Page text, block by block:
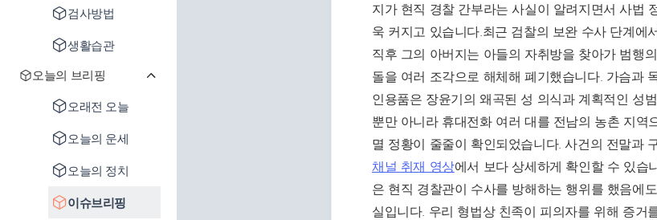
검사방법
생활습관
오늘의 브리핑
오래전 오늘
오늘의 운세
오늘의 정치
이슈브리핑
지가 현직 경찰 간부라는 사실이 알려지면서 사법
욱 커지고 있습니다.최근 검찰의 보완 수사 단계에
직후 그의 아버지는 아들의 자취방을 찾아가 범행
돌을 여러 조각으로 해체해 폐기했습니다. 가슴과
인용품은 장윤기의 왜곡된 성 의식과 계획적인 성
뿐만 아니라 휴대전화 여러 대를 전남의 농촌 지역
멸 정황이 줄줄이 확인되었습니다. 사건의 전말과
채널 취재 영상에서 보다 상세하게 확인할 수 있습
은 현직 경찰관이 수사를 방해하는 행위를 했음에
실입니다. 우리 형법상 친족이 피의자를 위해 증거